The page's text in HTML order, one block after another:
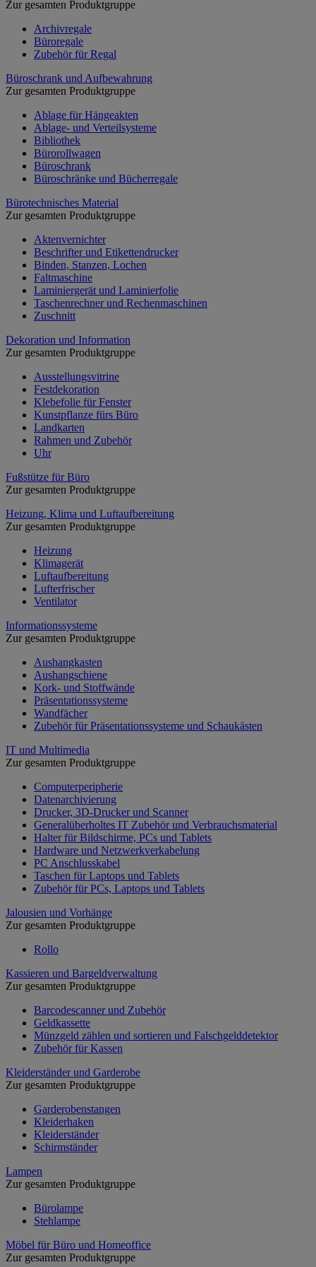
Zur gesamten Produktgruppe
Archivregale
Büroregale
Zubehör für Regal
Büroschrank und Aufbewahrung
Zur gesamten Produktgruppe
Ablage für Hängeakten
Ablage- und Verteilsysteme
Bibliothek
Bürorollwagen
Büroschrank
Büroschränke und Bücherregale
Bürotechnisches Material
Zur gesamten Produktgruppe
Aktenvernichter
Beschrifter und Etikettendrucker
Binden, Stanzen, Lochen
Faltmaschine
Laminiergerät und Laminierfolie
Taschenrechner und Rechenmaschinen
Zuschnitt
Dekoration und Information
Zur gesamten Produktgruppe
Ausstellungsvitrine
Festdekoration
Klebefolie für Fenster
Kunstpflanze fürs Büro
Landkarten
Rahmen und Zubehör
Uhr
Fußstütze für Büro
Zur gesamten Produktgruppe
Heizung, Klima und Luftaufbereitung
Zur gesamten Produktgruppe
Heizung
Klimagerät
Luftaufbereitung
Lufterfrischer
Ventilator
Informationssysteme
Zur gesamten Produktgruppe
Aushangkasten
Aushangschiene
Kork- und Stoffwände
Präsentationssysteme
Wandfächer
Zubehör für Präsentationssysteme und Schaukästen
IT und Multimedia
Zur gesamten Produktgruppe
Computerperipherie
Datenarchivierung
Drucker, 3D-Drucker und Scanner
Generalüberholtes IT Zubehör und Verbrauchsmaterial
Halter für Bildschirme, PCs und Tablets
Hardware und Netzwerkverkabelung
PC Anschlusskabel
Taschen für Laptops und Tablets
Zubehör für PCs, Laptops und Tablets
Jalousien und Vorhänge
Zur gesamten Produktgruppe
Rollo
Kassieren und Bargeldverwaltung
Zur gesamten Produktgruppe
Barcodescanner und Zubehör
Geldkassette
Münzgeld zählen und sortieren und Falschgelddetektor
Zubehör für Kassen
Kleiderständer und Garderobe
Zur gesamten Produktgruppe
Garderobenstangen
Kleiderhaken
Kleiderständer
Schirmständer
Lampen
Zur gesamten Produktgruppe
Bürolampe
Stehlampe
Möbel für Büro und Homeoffice
Zur gesamten Produktgruppe